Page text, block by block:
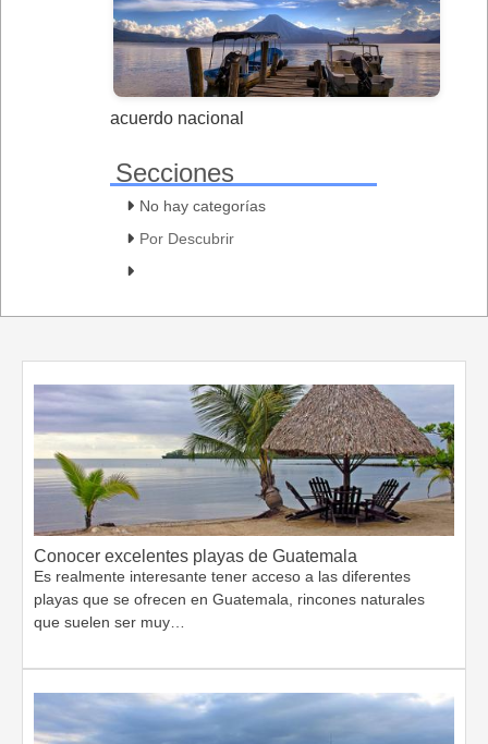
acuerdo nacional
Secciones
No hay categorías
Por Descubrir
Conocer excelentes playas de Guatemala
Es realmente interesante tener acceso a las diferentes
playas que se ofrecen en Guatemala, rincones naturales
que suelen ser muy…